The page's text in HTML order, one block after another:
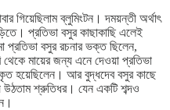
গিয়েছিলাম ব্লুমিংটন। দময়ন্তী অর্থাৎ
প্রতিভা বসুর কাছাকাছি এলেই
বসুর রচনার ভক্ত ছিলেন,
মায়ের জন্য এনে দেওয়া প্রতিভা
হয়েছিলেন। আর বুদ্ধদেব বসুর কাছে
উঠতাম শ্রুতিধর। যেন একটি শব্দও